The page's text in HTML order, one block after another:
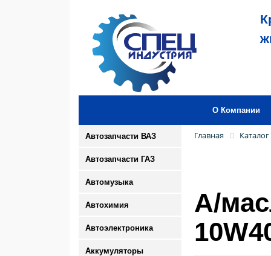
О Компании
Автозапчасти ВАЗ
Автозапчасти ГАЗ
Автомузыка
Автохимия
Автоэлектроника
Аккумуляторы
Главная Каталог
А/